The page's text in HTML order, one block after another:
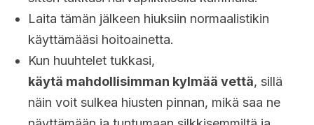
Laita tämän jälkeen hiuksiin normaalistikin
käyttämääsi hoitoainetta.
Kun huuhtelet tukkasi,
käytä mahdollisimman kylmää vettä, sillä
näin voit sulkea hiusten pinnan, mikä saa ne